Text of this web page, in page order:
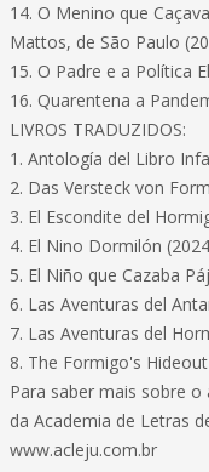
14. O Menino que
Mattos, de São Paulo
15. O Padre e a Política
16. Quarentena a
LIVROS TRADUZIDOS:
1. Antología del Libro
2. Das Versteck von
3. El Escondite del
4. El Nino Dormilón
5. El Niño que Cazaba
6. Las Aventuras del
7. Las Aventuras del
8. The Formigo's
Para saber mais sobre
da Academia de Letras
www.acleju.com.br